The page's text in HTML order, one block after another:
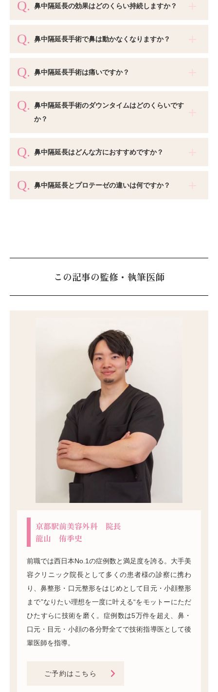
鼻中隔延長の効果はどのくらい持続しますか？
鼻中隔延長手術で鼻は動かなくなりますか？
鼻中隔延長手術は痛いですか？
鼻中隔延長手術のダウンタイムはどのくらいです
か？
鼻中隔延長はどんな方におすすめですか？
鼻中隔延長とプロテーゼの違いは何ですか？
この記事の監修・執筆医師
京都駅前美容外科 院長
龍山 侑季史
前職では西日本No.1の症例数と満足度を誇る。大手美
容クリニック院長として多くの患者様の診察に携わ
り、鼻整形・口元整形をはじめとして目元・小顔整形
まで”なりたい理想を一度に叶える“をモットーにただ
ひたすらに技術を磨く。症例数は5万件を超え、鼻・
口元・目元・小顔の各分野全てで技術指導医として後
輩医師を指導。
ご予約はこちら